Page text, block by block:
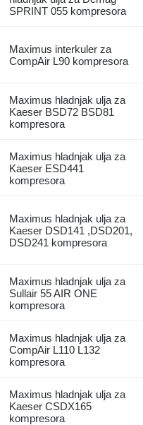
SPRINT 055 kompresora
Maximus interkuler za
CompAir L90 kompresora
Maximus hladnjak ulja za
Kaeser BSD72 BSD81
kompresora
Maximus hladnjak ulja za
Kaeser ESD441
kompresora
Maximus hladnjak ulja za
Kaeser DSD141 ,DSD201,
DSD241 kompresora
Maximus hladnjak ulja za
Sullair 55 AIR ONE
kompresora
Maximus hladnjak ulja za
CompAir L110 L132
kompresora
Maximus hladnjak ulja za
Kaeser CSDX165
kompresora